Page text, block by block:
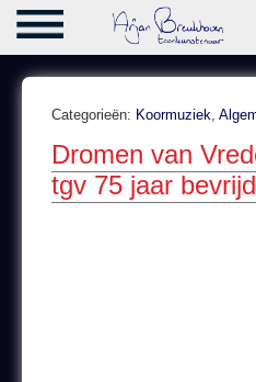
Categorieën: Koormuziek,
Dromen van
tgv 75 jaar